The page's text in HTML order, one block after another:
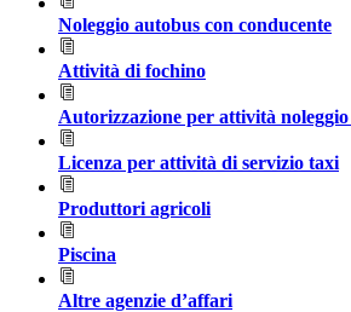
Noleggio autobus con conducente
Attività di fochino
Autorizzazione per attività
Licenza per attività di servizio taxi
Produttori agricoli
Piscina
Altre agenzie d’affari